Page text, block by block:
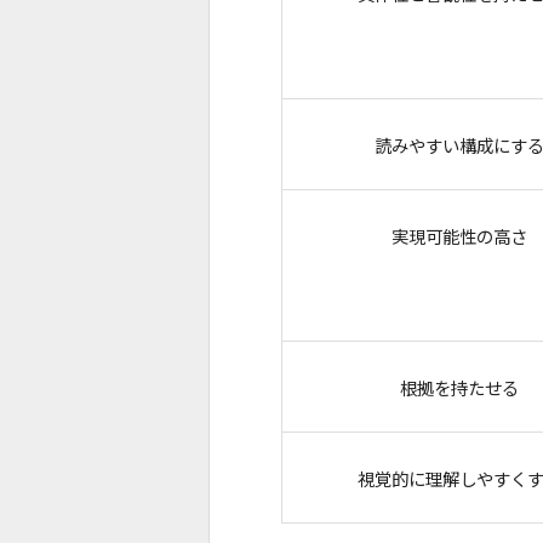
読みやすい構成にする
実現可能性の高さ
根拠を持たせる
視覚的に理解しやすく